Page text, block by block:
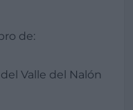
de:
Valle del Nalón